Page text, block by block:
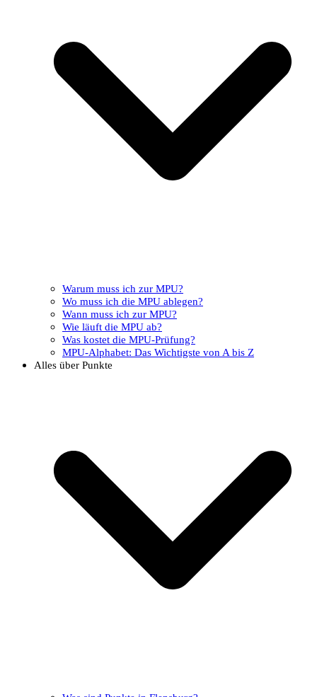
Warum muss ich zur MPU?
Wo muss ich die MPU ablegen?
Wann muss ich zur MPU?
Wie läuft die MPU ab?
Was kostet die MPU-Prüfung?
MPU-Alphabet: Das Wichtigste von A bis Z
Alles über Punkte